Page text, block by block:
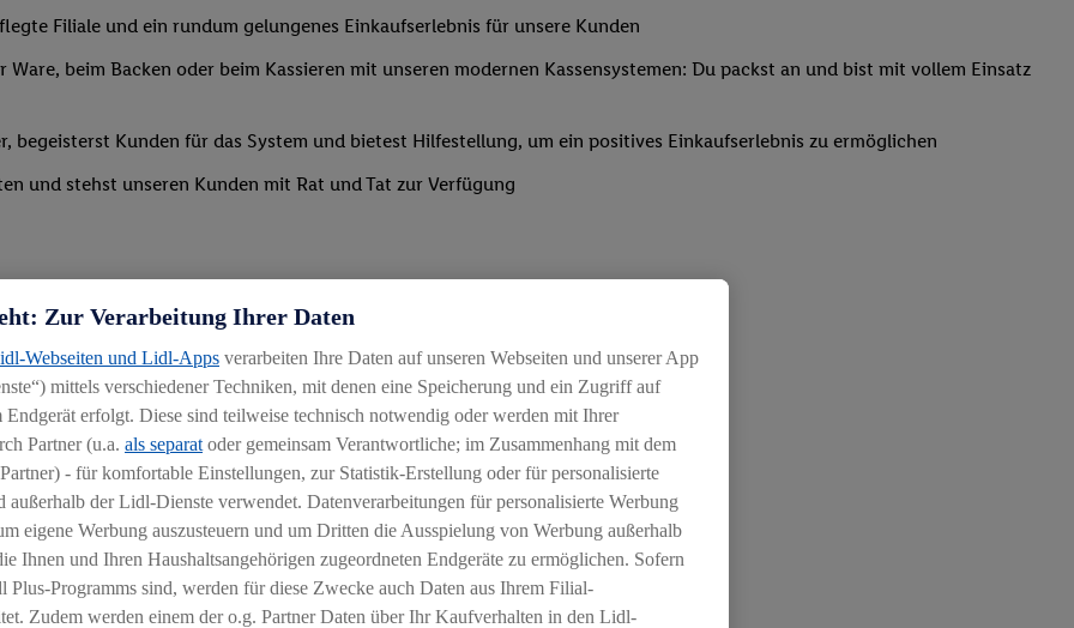
Filiale und ein rundum gelungenes Einkaufserlebnis für unsere Kunden
beim Backen oder beim Kassieren mit unseren modernen Kassensystemen: Du packst an und bist mit vollem Einsatz
begeisterst Kunden für das System und bietest Hilfestellung, um ein positives Einkaufserlebnis zu ermöglichen
und stehst unseren Kunden mit Rat und Tat zur Verfügung
an wechselnde Aufgaben
in Absprache mit der Führungskraft
Zur Verarbeitung Ihrer Daten
Webseiten und Lidl-Apps verarbeiten Ihre Daten auf unseren Webseiten und unserer App
mittels verschiedener Techniken, mit denen eine Speicherung und ein Zugriff auf
erfolgt. Diese sind teilweise technisch notwendig oder werden mit Ihrer
Partner (u.a. als separat oder gemeinsam Verantwortliche; im Zusammenhang mit dem
Partner) - für komfortable Einstellungen, zur Statistik-Erstellung oder für personalisierte
außerhalb der Lidl-Dienste verwendet. Datenverarbeitungen für personalisierte Werbung
eigene Werbung auszusteuern und um Dritten die Ausspielung von Werbung außerhalb
Ihnen und Ihren Haushaltsangehörigen zugeordneten Endgeräte zu ermöglichen. Sofern
Plus-Programms sind, werden für diese Zwecke auch Daten aus Ihrem Filial-
Zudem werden einem der o.g. Partner Daten über Ihr Kaufverhalten in den Lidl-